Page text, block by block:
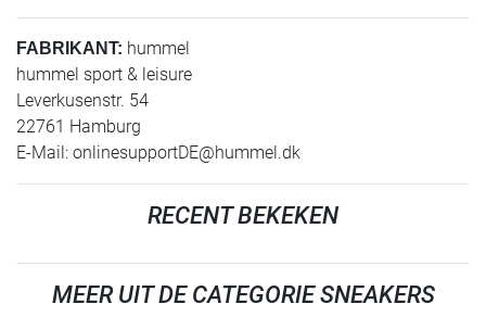
FABRIKANT: hummel
hummel sport & leisure
Leverkusenstr. 54
22761 Hamburg
E-Mail: onlinesupportDE@hummel.dk
RECENT BEKEKEN
MEER UIT DE CATEGORIE SNEAKERS